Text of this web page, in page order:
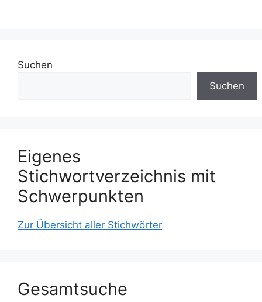
Suchen
Suchen
Eigenes
Stichwortverzeichnis mit
Schwerpunkten
Zur Übersicht aller Stichwörter
Gesamtsuche